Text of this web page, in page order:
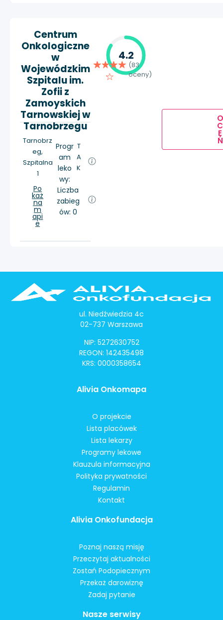
Centrum
Onkologiczne
w
Wojewódzkim
Szpitalu im.
Zofii z
Zamoyskich
Tarnowskiej w
Tarnobrzegu
Tarnobrz
eg,
Szpitalna
1
Po
każ
na
m
api
e
Progr
am
leko
wy:
T
A
K
Liczba
zabieg
ów: 0
4.2
(83
oceny)
O
C
E
Ń
ul. Niedźwiedzia 4c
02-737 Warszawa
NIP: 5272630752
REGON: 142435498
KRS: 0000358654
Alivia Onkomapa
O projekcie
Lista placówek
Lista lekarzy
Programy lekowe
Klauzula informacyjna
Polityka prywatności
Regulamin
Kontakt
Alivia Onkofundacja
Poznaj naszą misję
Przeczytaj aktualności
Zostań Podopiecznym
Przekaż darowiznę
Zadaj pytanie
Nasze serwisy